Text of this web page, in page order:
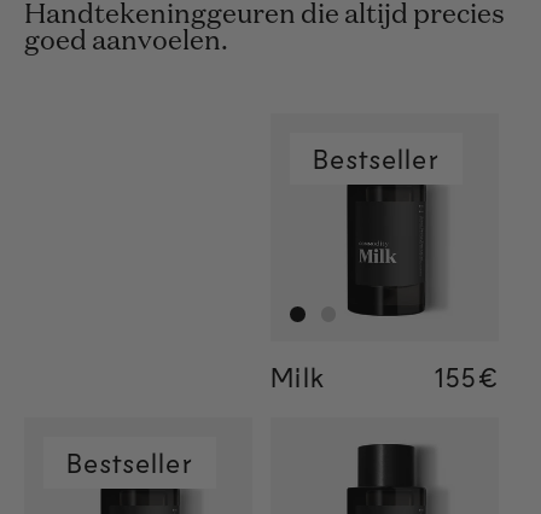
Handtekeninggeuren die altijd precies
goed aanvoelen.
Bestseller
Milk 155€
155€
34€
Bestseller